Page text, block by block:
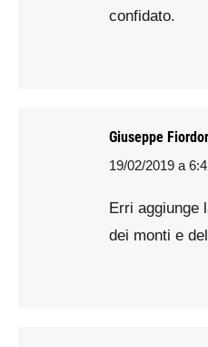
confidato.
Giuseppe
says:
19/02/2019 a
Erri aggiunge
dei monti e